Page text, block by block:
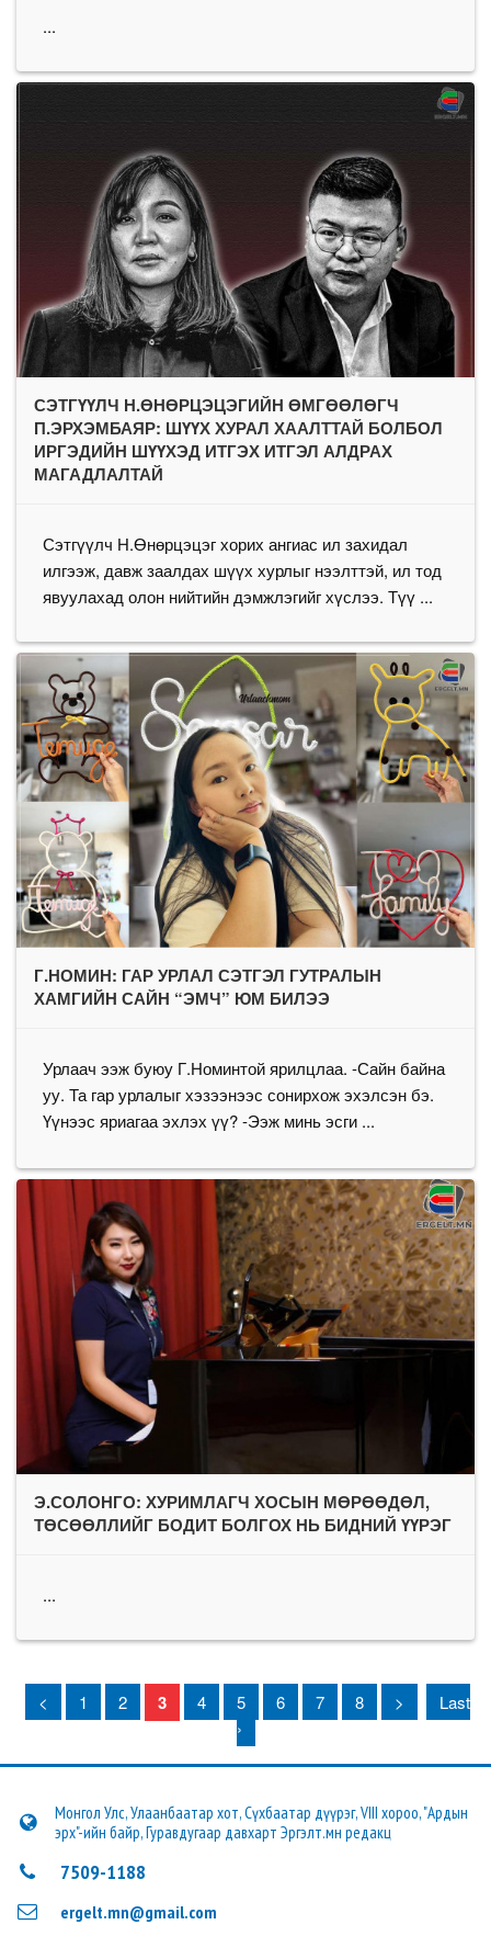
...
СЭТГҮҮЛЧ Н.ӨНӨРЦЭЦЭГИЙН ӨМГӨӨЛӨГЧ
П.ЭРХЭМБАЯР: ШҮҮХ ХУРАЛ ХААЛТТАЙ БОЛБОЛ
ИРГЭДИЙН ШҮҮХЭД ИТГЭХ ИТГЭЛ АЛДРАХ
МАГАДЛАЛТАЙ
Сэтгүүлч Н.Өнөрцэцэг хорих ангиас ил захидал
илгээж, давж заалдах шүүх хурлыг нээлттэй, ил тод
явуулахад олон нийтийн дэмжлэгийг хүслээ. Түү ...
Г.НОМИН: ГАР УРЛАЛ СЭТГЭЛ ГУТРАЛЫН
ХАМГИЙН САЙН “ЭМЧ” ЮМ БИЛЭЭ
Урлаач ээж буюу Г.Номинтой ярилцлаа. -Сайн байна
уу. Та гар урлалыг хэзээнээс сонирхож эхэлсэн бэ.
Үүнээс яриагаа эхлэх үү? -Ээж минь эсги ...
Э.СОЛОНГО: ХУРИМЛАГЧ ХОСЫН МӨРӨӨДӨЛ,
ТӨСӨӨЛЛИЙГ БОДИТ БОЛГОХ НЬ БИДНИЙ ҮҮРЭГ
...
< 1 2 3 4 5 6 7 8 >
Last
›
Монгол Улс, Улаанбаатар хот, Сүхбаатар дүүрэг, VIII хороо, "Ардын
эрх"-ийн байр, Гуравдугаар давхарт Эргэлт.мн редакц
7509-1188
ergelt.mn@gmail.com